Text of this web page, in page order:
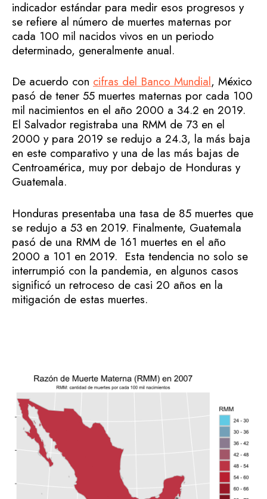
indicador estándar para medir esos progresos y
se refiere al número de muertes maternas por
cada 100 mil nacidos vivos en un periodo
determinado, generalmente anual.
De acuerdo con cifras del Banco Mundial, México
pasó de tener 55 muertes maternas por cada 100
mil nacimientos en el año 2000 a 34.2 en 2019.
El Salvador registraba una RMM de 73 en el
2000 y para 2019 se redujo a 24.3, la más baja
en este comparativo y una de las más bajas de
Centroamérica, muy por debajo de Honduras y
Guatemala.
Honduras presentaba una tasa de 85 muertes que
se redujo a 53 en 2019. Finalmente, Guatemala
pasó de una RMM de 161 muertes en el año
2000 a 101 en 2019. Esta tendencia no solo se
interrumpió con la pandemia, en algunos casos
significó un retroceso de casi 20 años en la
mitigación de estas muertes.